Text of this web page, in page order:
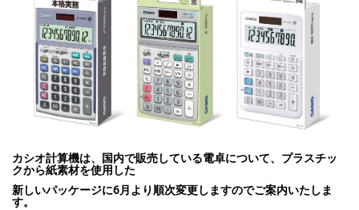
カシオ計算機は、国内で販売している電卓について、プラスチッ
クから紙素材を使用した
新しいパッケージに6月より順次変更しますのでご案内いたしま
す。